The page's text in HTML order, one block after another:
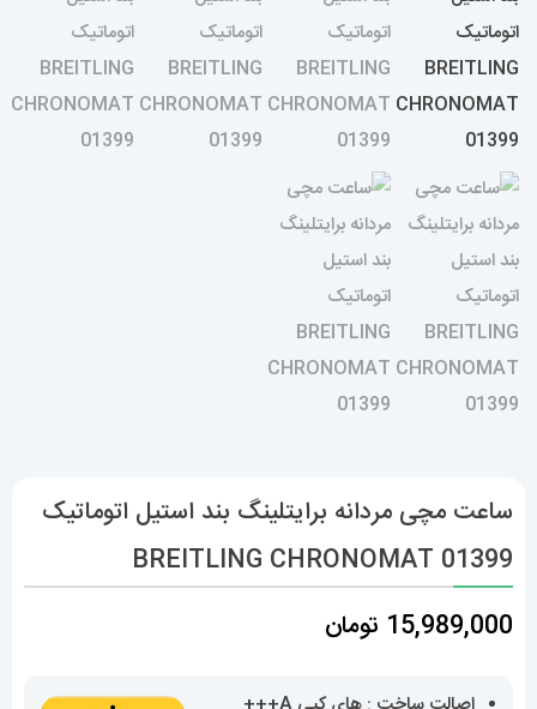
ساعت مچی مردانه برایتلینگ بند استیل اتوماتیک
BREITLING CHRONOMAT 01399
15,989,000 تومان